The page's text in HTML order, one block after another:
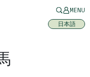
MENU
日本語